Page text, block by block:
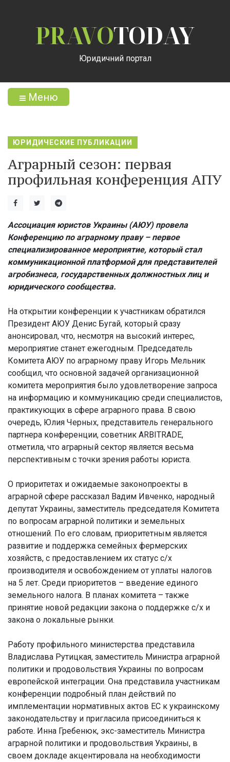
PRAVOTODAY
Юридичний портал
Меню
ЮРИДИЧЕСКИЕ ПУБЛИКАЦИИ
Аграрный сезон: первая
профильная конференция АПУ
Ассоциация юристов Украины (АЮУ) провела
Конференцию по аграрному праву – первое
специализированное мероприятие, который стал
коммуникационной платформой для представителей
агробизнеса, государственных должностных лиц и
юридического сообщества.
На открытии конференции к участникам обратился
Президент АЮУ Денис Бугай, который сразу
анонсировал, что, несмотря на высокий интерес,
мероприятие станет ежегодным. Председатель
Комитета АЮУ по аграрному праву Игорь Мельник
сообщил, что основной задачей организационной
комитета мероприятия было удовлетворение запроса
на информацию и коммуникацию среди специалистов,
практикующих в сфере аграрного права. В свою
очередь, Юлия Черных, представитель генерального
партнера конференции, советник ARBITRADE,
отметила, что аграрный сектор является весьма
перспективным с точки зрения работы юриста.
О приоритетах и ожидаемые законопроекты в
аграрной сфере рассказал Вадим Ивченко, народный
депутат Украины, заместитель председателя Комитета
по вопросам аграрной политики и земельных
отношений. По его словам, приоритетным является
развитие и поддержка семейных фермерских
хозяйств, с предоставлением их статус с/х
производителя и освобождением от уплаты налогов
на 5 лет. Среди приоритетов – введение единого
земельного налога. В планах комитета – также
принятие новой редакции закона о поддержке с/х и
закона о локальные рынки.
Работу профильного министерства представила
Владислава Рутицкая, заместитель Министра аграрной
политики и продовольствия Украины по вопросам
европейской интеграции. Она представила участникам
конференции подробный план действий по
имплементации нормативных актов ЕС к украинскому
законодательству и пригласила присоединиться к
работе. Инна Гребенюк, экс-заместитель Министра
аграрной политики и продовольствия Украины, в
своем докладе акцентировала на необходимости